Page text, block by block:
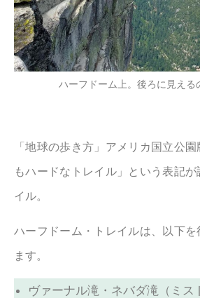
ハーフドーム上。後ろに見える
「地球の歩き方」アメリカ国立公
もハードなトレイル」という表記
イル。
ハーフドーム・トレイルは、以下を
ます。
ヴァーナル滝・ネバダ滝（ミス